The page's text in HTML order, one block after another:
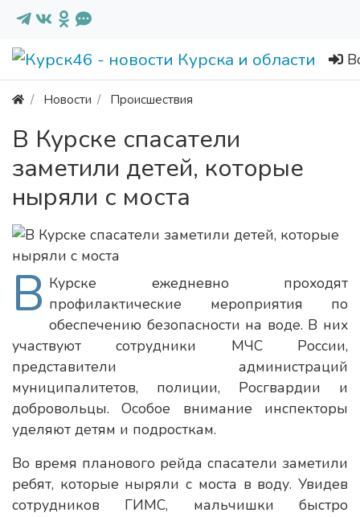
Новости Происшествия
В Курске спасатели
заметили детей, которые
ныряли с моста
В Курске ежедневно проходят
профилактические мероприятия по
обеспечению безопасности на воде. В них
участвуют сотрудники МЧС России,
представители администраций
муниципалитетов, полиции, Росгвардии и
добровольцы. Особое внимание инспекторы
уделяют детям и подросткам.
Во время планового рейда спасатели заметили
ребят, которые ныряли с моста в воду. Увидев
сотрудников ГИМС, мальчишки быстро